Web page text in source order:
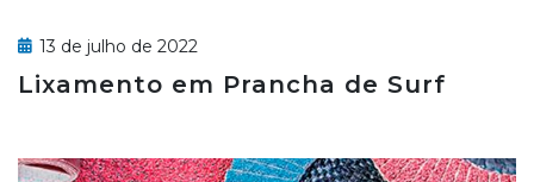
13 de julho de 2022
Lixamento em Prancha de Surf